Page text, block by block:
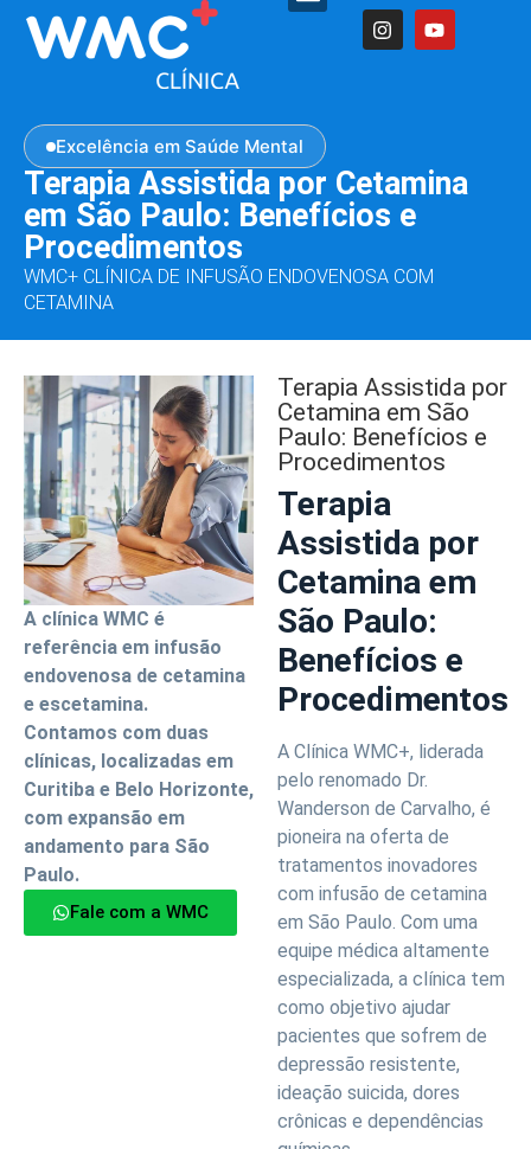
Excelência em Saúde Mental
Terapia Assistida por Cetamina
em São Paulo: Benefícios e
Procedimentos
WMC+ CLÍNICA DE INFUSÃO ENDOVENOSA COM
CETAMINA
A clínica WMC é
referência em infusão
endovenosa de cetamina
e escetamina.
Contamos com duas
clínicas, localizadas em
Curitiba e Belo Horizonte,
com expansão em
andamento para São
Paulo.
Fale com a WMC
Terapia Assistida por
Cetamina em São
Paulo: Benefícios e
Procedimentos
Terapia
Assistida por
Cetamina em
São Paulo:
Benefícios e
Procedimentos
A Clínica WMC+, liderada
pelo renomado Dr.
Wanderson de Carvalho, é
pioneira na oferta de
tratamentos inovadores
com infusão de cetamina
em São Paulo. Com uma
equipe médica altamente
especializada, a clínica tem
como objetivo ajudar
pacientes que sofrem de
depressão resistente,
ideação suicida, dores
crônicas e dependências